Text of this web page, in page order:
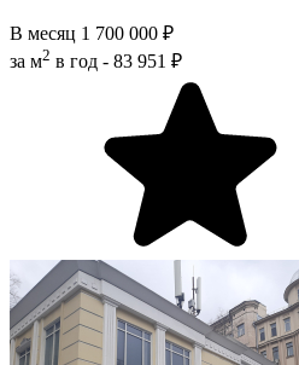
В месяц 1 700 000 ₽
за м2 в год - 83 951 ₽